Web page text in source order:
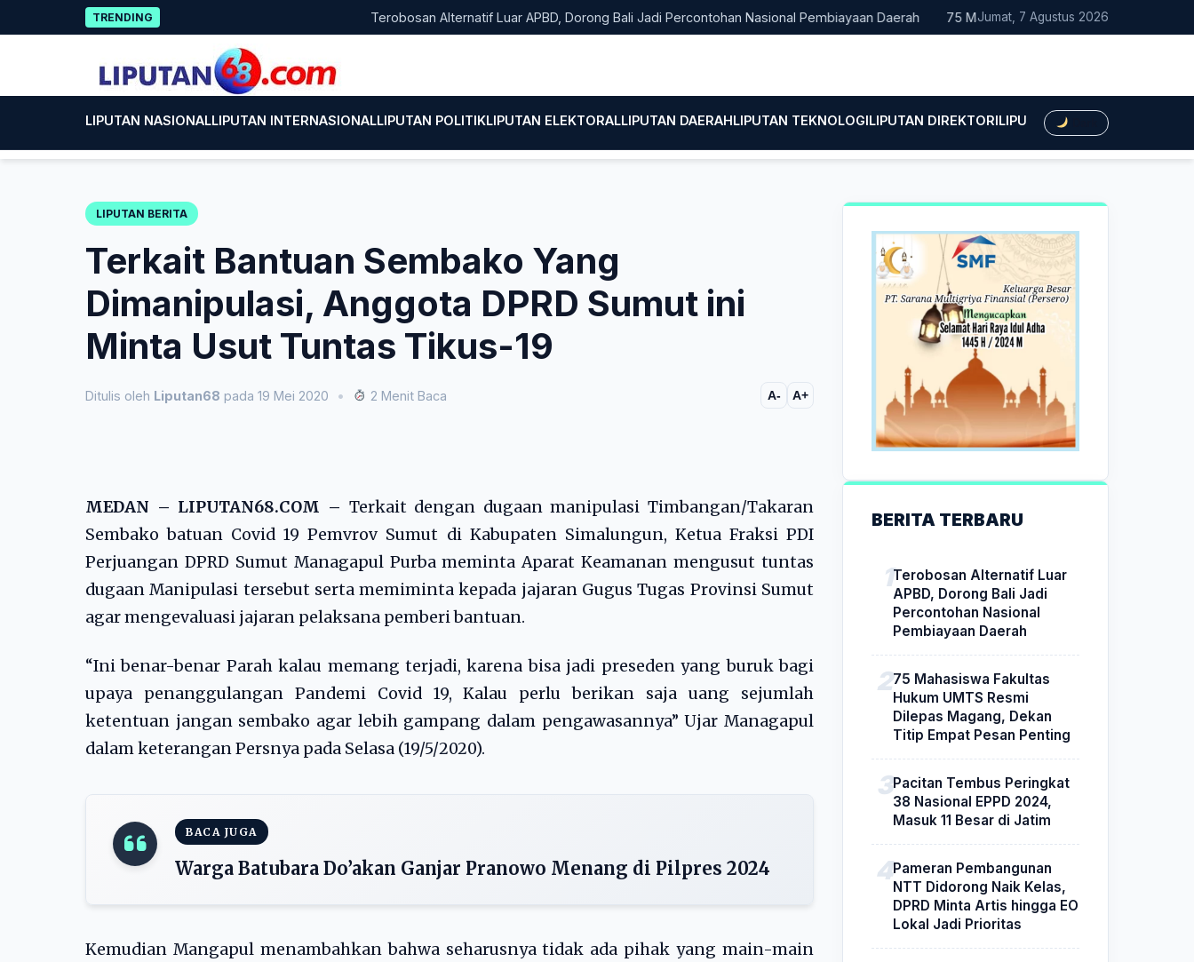
to
TRENDING Terobosan Alternatif Luar APBD, Dorong Bali Jadi Percontohan Nasional Pembiayaan Daerah 75 Mahasiswa Fakultas Hukum UMTS Resmi
Jumat, 7 Agustus 2026
LIPUTAN NASIONALLIPUTAN INTERNASIONALLIPUTAN POLITIKLIPUTAN ELEKTORALLIPUTAN DAERAHLIPUTAN TEKNOLOGILIPUTAN DIREKTORILIPUTAN HUKUMLIPUTAN
LIPUTAN BERITA
Terkait Bantuan Sembako Yang
Dimanipulasi, Anggota DPRD Sumut ini
Minta Usut Tuntas Tikus-19
Ditulis oleh Liputan68 pada 19 Mei 2020 • 2 Menit Baca A- A+
MEDAN – LIPUTAN68.COM – Terkait dengan dugaan manipulasi Timbangan/Takaran
Sembako batuan Covid 19 Pemvrov Sumut di Kabupaten Simalungun, Ketua Fraksi PDI
Perjuangan DPRD Sumut Managapul Purba meminta Aparat Keamanan mengusut tuntas
dugaan Manipulasi tersebut serta memiminta kepada jajaran Gugus Tugas Provinsi Sumut
agar mengevaluasi jajaran pelaksana pemberi bantuan.
“Ini benar-benar Parah kalau memang terjadi, karena bisa jadi preseden yang buruk bagi
upaya penanggulangan Pandemi Covid 19, Kalau perlu berikan saja uang sejumlah
ketentuan jangan sembako agar lebih gampang dalam pengawasannya” Ujar Managapul
dalam keterangan Persnya pada Selasa (19/5/2020).
BACA JUGA
Warga Batubara Do’akan Ganjar Pranowo Menang di Pilpres 2024
Kemudian Mangapul menambahkan bahwa seharusnya tidak ada pihak yang main-main
BERITA TERBARU
Terobosan Alternatif Luar
APBD, Dorong Bali Jadi
Percontohan Nasional
Pembiayaan Daerah
75 Mahasiswa Fakultas
Hukum UMTS Resmi
Dilepas Magang, Dekan
Titip Empat Pesan Penting
Pacitan Tembus Peringkat
38 Nasional EPPD 2024,
Masuk 11 Besar di Jatim
Pameran Pembangunan
NTT Didorong Naik Kelas,
DPRD Minta Artis hingga EO
Lokal Jadi Prioritas